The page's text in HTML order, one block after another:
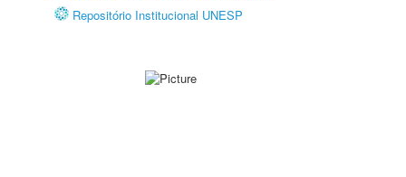
Repositório Institucional UNESP